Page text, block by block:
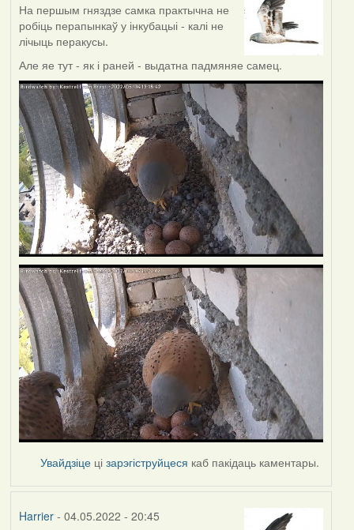
На першым гняздзе самка практычна не
робіць перапынкаў у інкубацыі - калі не
лічыць перакусы.
Але яе тут - як і раней - выдатна падмяняе самец.
Увайдзіце цізарэгіструйцеся каб пакідаць каментары.
Harrier- 04.05.2022 - 20:45